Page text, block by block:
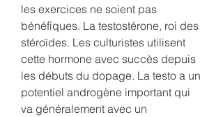
les exercices ne soient pas
bénéfiques. La testostérone, roi des
stéroïdes. Les culturistes utilisent
cette hormone avec succès depuis
les débuts du dopage. La testo a un
potentiel androgène important qui
va généralement avec un